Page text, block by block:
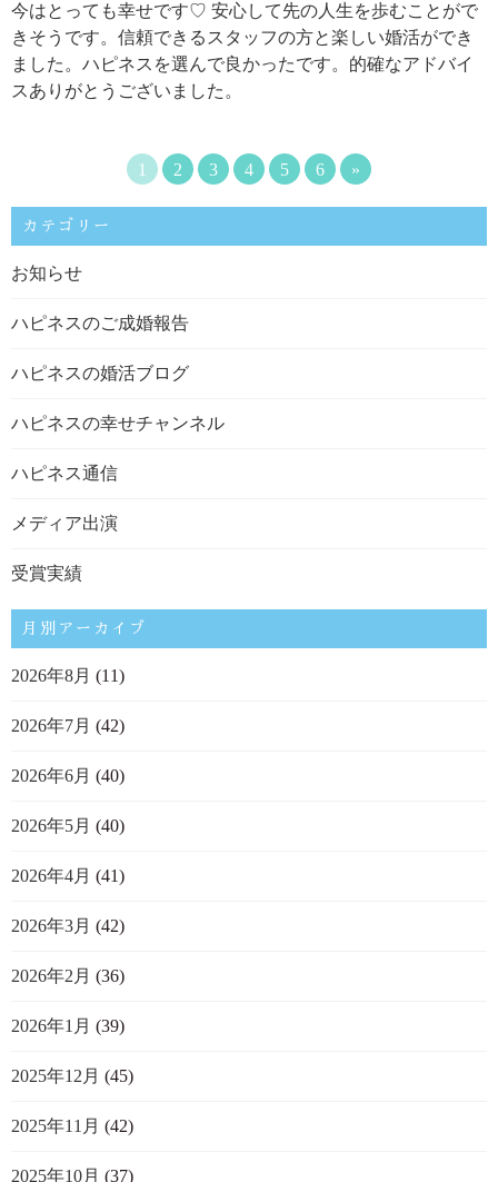
今はとっても幸せです♡ 安心して先の人生を歩むことがで
きそうです。信頼できるスタッフの方と楽しい婚活ができ
ました。ハピネスを選んで良かったです。的確なアドバイ
スありがとうございました。
1 2 3 4 5 6 »
カテゴリー
お知らせ
ハピネスのご成婚報告
ハピネスの婚活ブログ
ハピネスの幸せチャンネル
ハピネス通信
メディア出演
受賞実績
月別アーカイブ
2026年8月 (11)
2026年7月 (42)
2026年6月 (40)
2026年5月 (40)
2026年4月 (41)
2026年3月 (42)
2026年2月 (36)
2026年1月 (39)
2025年12月 (45)
2025年11月 (42)
2025年10月 (37)